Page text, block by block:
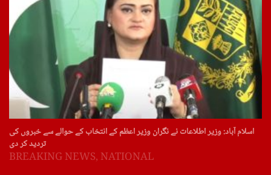
اسلام آباد: وزیر اطلاعات نے نگران وزیر اعظم کے انتخاب کے حوالے سے خبروں کی
تردید کر دی
BREAKING NEWS, NATIONAL